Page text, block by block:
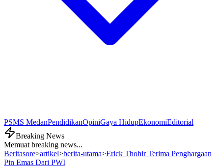
PSMS MedanPendidikanOpiniGaya HidupEkonomiEditorial
Breaking News
Memuat breaking news...
Beritasore>artikel>berita-utama>Erick Thohir Terima Penghargaan
Pin Emas Dari PWI